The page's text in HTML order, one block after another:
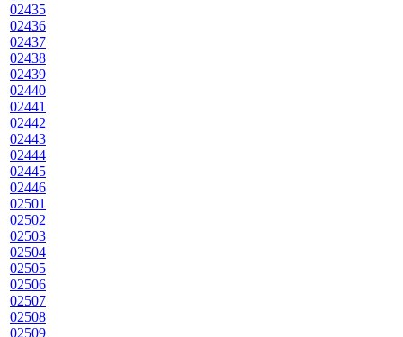
02435
02436
02437
02438
02439
02440
02441
02442
02443
02444
02445
02446
02501
02502
02503
02504
02505
02506
02507
02508
02509